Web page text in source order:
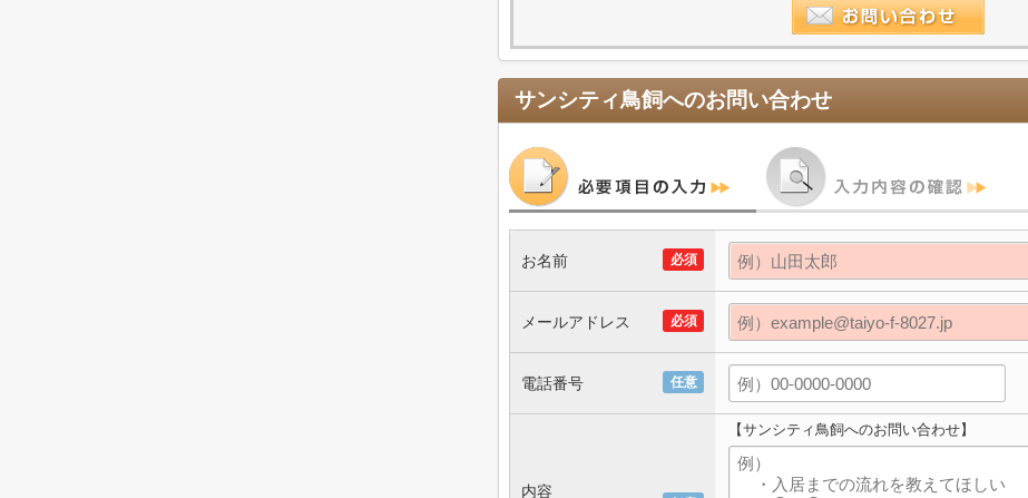
サンシティ鳥飼へのお問い合わせ
必須
お名前
必須
メールアドレス
任意
電話番号
内容
【サンシティ鳥飼へのお問い合わせ】